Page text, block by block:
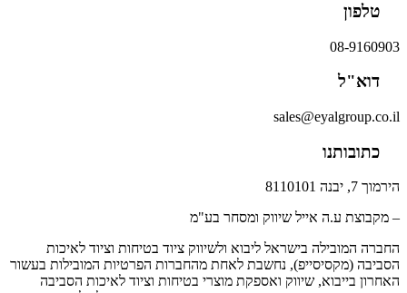
טלפון
08-9160903
דוא"ל
sales@eyalgroup.co.il
כתובותנו
הירמוך 7, יבנה 8110101
– מקבוצת ע.ה אייל שיווק ומסחר בע"מ
החברה המובילה בישראל ליבוא ולשיווק ציוד בטיחות וציוד לאיכות
הסביבה (מקסיסייפ), נחשבת לאחת מהחברות הפרטיות המובילות בעשור
האחרון בייבוא, שיווק ואספקת מוצרי בטיחות וציוד לאיכות הסביבה